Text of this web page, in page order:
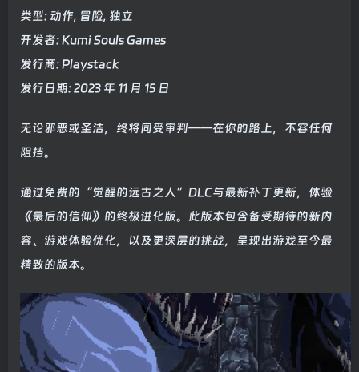
类型: 动作, 冒险, 独立
开发者: Kumi Souls Games
发行商: Playstack
发行日期: 2023 年 11 月 15 日
无论邪恶或圣洁，终将同受审判——在你的路上，不容任何
阻挡。
通过免费的“觉醒的远古之人”DLC与最新补丁更新，体验
《最后的信仰》的终极进化版。此版本包含备受期待的新内
容、游戏体验优化，以及更深层的挑战，呈现出游戏至今最
精致的版本。